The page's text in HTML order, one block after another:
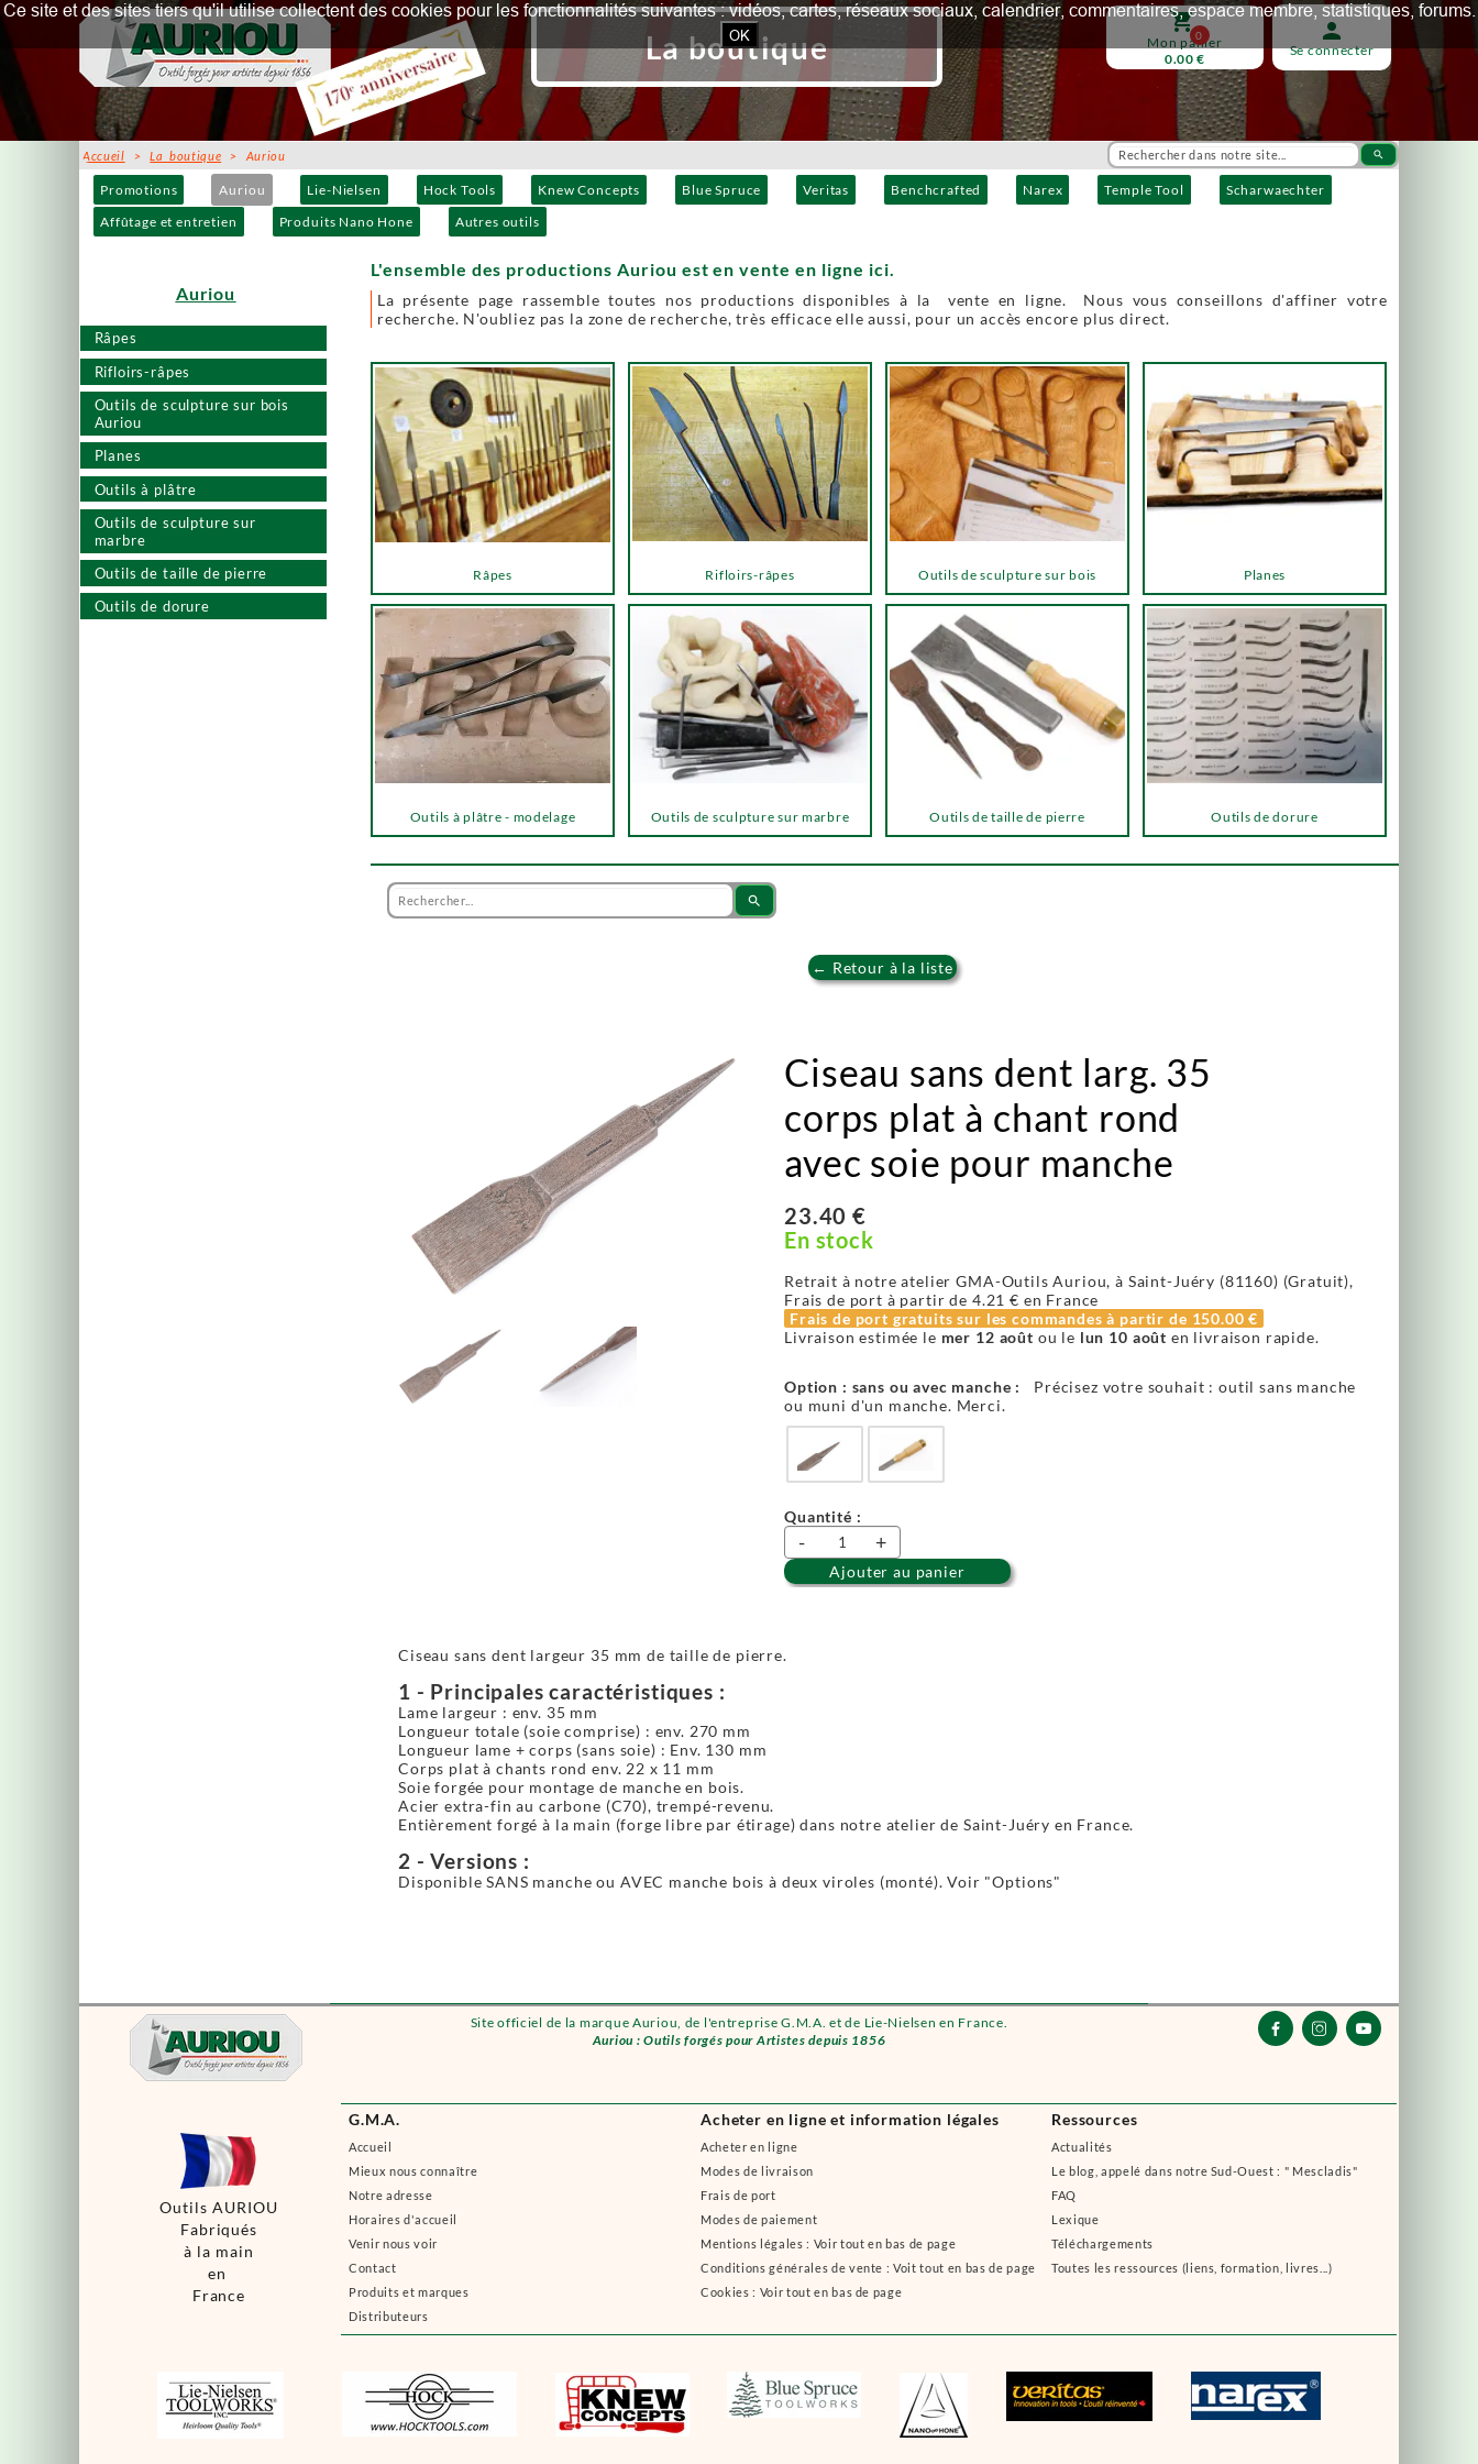
Site officiel de la marque Auriou, de l'entreprise G.M.A. et de Lie-Nielsen en France.
Auriou : Outils forgés pour Artistes depuis 1856
search
Promotions Auriou Lie-Nielsen Hock Tools Knew Concepts Blue Spruce Veritas Benchcrafted Narex Temple Tool
Scharwaechter
Affûtage et entretien
Produits Nano Hone Autres outils
person
Se connecter
shopping_cart
0
Mon panier
0.00 €
Râpes
Rifloirs-râpes
Outils de sculpture sur bois
Auriou
Planes
Outils à plâtre
Outils de sculpture sur
marbre
Outils de taille de pierre
Outils de dorure
G.M.A.
Accueil
Mieux nous connaître
Notre adresse
Horaires d'accueil
Venir nous voir
Contact
Produits et marques
Distributeurs
Acheter en ligne et information légales
Acheter en ligne
Modes de livraison
Frais de port
Modes de paiement
Mentions légales : Voir tout en bas de page
Conditions générales de vente : Voit tout en bas de page
Cookies : Voir tout en bas de page
Ressources
Actualités
Le blog, appelé dans notre Sud-Ouest : " Mescladis"
FAQ
Lexique
Téléchargements
Toutes les ressources (liens, formation, livres...)
  
Outils AURIOU
Fabriqués
à la main
en
France
La boutique
Accueil >La boutique > Auriou
L'ensemble des productions Auriou est en vente en ligne ici.
La présente page rassemble toutes nos productions disponibles à la vente en ligne. Nous vous conseillons d'affiner votre
recherche. N'oubliez pas la zone de recherche, très efficace elle aussi, pour un accès encore plus direct.
Auriou
Râpes Rifloirs-râpes Outils de sculpture sur bois Planes
Outils à plâtre - modelage Outils de sculpture sur marbre Outils de taille de pierre Outils de dorure
search
← Retour à la liste
Ciseau sans dent larg. 35
corps plat à chant rond
avec soie pour manche
23.40 €
En stock
Retrait à notre atelier GMA-Outils Auriou, à Saint-Juéry (81160) (Gratuit),
Frais de port à partir de 4.21 € en France
Frais de port gratuits sur les commandes à partir de 150.00 €
Livraison estimée le mer 12 août ou le lun 10 août en livraison rapide.
Option : sans ou avec manche :
Précisez votre souhait : outil sans manche
ou muni d'un manche. Merci.
Quantité :
- +
Ajouter au panier
Ciseau sans dent largeur 35 mm de taille de pierre.
1 - Principales caractéristiques :
Lame largeur : env. 35 mm
Longueur totale (soie comprise) : env. 270 mm
Longueur lame + corps (sans soie) : Env. 130 mm
Corps plat à chants rond env. 22 x 11 mm
Soie forgée pour montage de manche en bois.
Acier extra-fin au carbone (C70), trempé-revenu.
Entièrement forgé à la main (forge libre par étirage) dans notre atelier de Saint-Juéry en France.
2 - Versions :
Disponible SANS manche ou AVEC manche bois à deux viroles (monté). Voir "Options"
Ce site et des sites tiers qu'il utilise collectent des cookies pour les fonctionnalités suivantes : vidéos, cartes, réseaux sociaux, calendrier, commentaires, espace membre, statistiques, forums.
OK